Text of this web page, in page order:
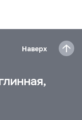
Наверх